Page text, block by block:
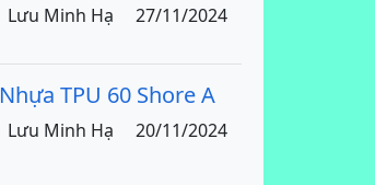
Lưu Minh Hạ 27/11/2024
Nhựa TPU 60 Shore A
Lưu Minh Hạ 20/11/2024